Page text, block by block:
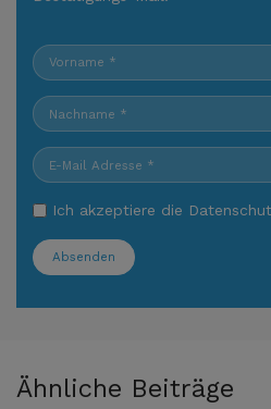
Ich akzeptiere die
Absenden
Ähnliche Beiträge